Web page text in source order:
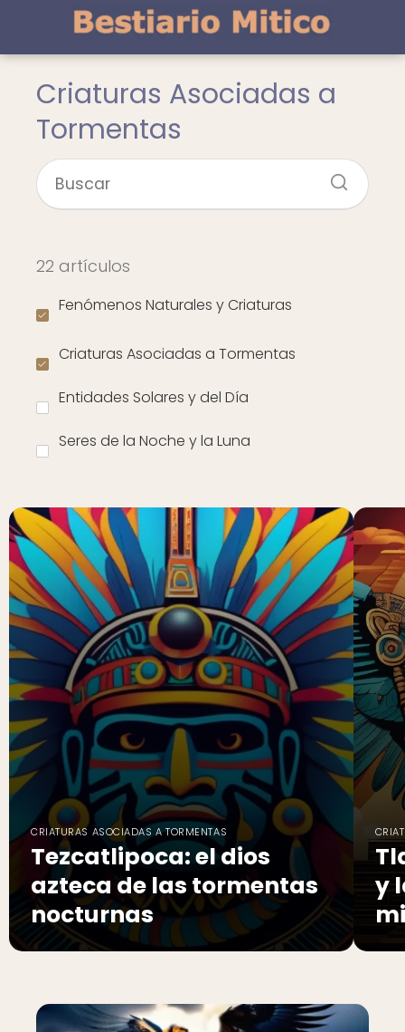
Criaturas Asociadas a
Tormentas
22 artículos
Fenómenos Naturales y Criaturas
Criaturas Asociadas a Tormentas
Entidades Solares y del Día
Seres de la Noche y la Luna
CRIATURAS ASOCIADAS A TORMENTAS
Tezcatlipoca: el dios
azteca de las tormentas
nocturnas
y